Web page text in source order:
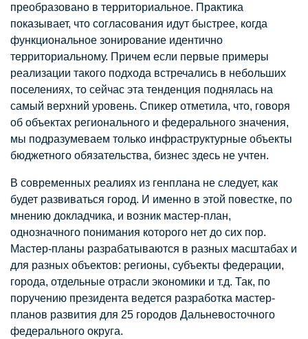
преобразовано в территориальное. Практика
показывает, что согласования идут быстрее, когда
функциональное зонирование идентично
территориальному. Причем если первые примеры
реализации такого подхода встречались в небольших
поселениях, то сейчас эта тенденция поднялась на
самый верхний уровень. Спикер отметила, что, говоря
об объектах регионального и федерального значения,
мы подразумеваем только инфраструктурные объекты
бюджетного обязательства, бизнес здесь не учтен.
В современных реалиях из генплана не следует, как
будет развиваться город. И именно в этой повестке, по
мнению докладчика, и возник мастер-план,
однозначного понимания которого нет до сих пор.
Мастер-планы разрабатываются в разных масштабах и
для разных объектов: регионы, субъекты федерации,
города, отдельные отрасли экономики и т.д. Так, по
поручению президента ведется разработка мастер-
планов развития для 25 городов Дальневосточного
федерального округа.